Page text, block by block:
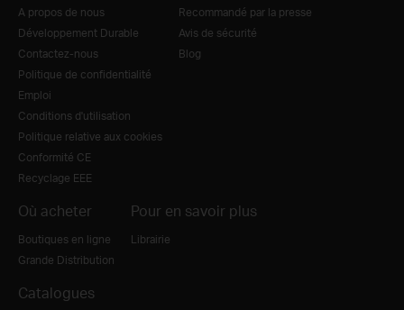
A propos de nous
Développement Durable
Contactez-nous
Politique de confidentialité
Emploi
Conditions d'utilisation
Politique relative aux cookies
Conformité CE
Recyclage EEE
Recommandé par la presse
Avis de sécurité
Blog
Où acheter
Boutiques en ligne
Grande Distribution
Pour en savoir plus
Librairie
Catalogues